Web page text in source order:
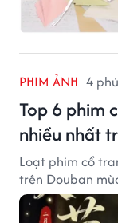
PHIM ẢNH 4
Top 6 phim
nhiều nhất
Loạt phim cổ
trên Douban